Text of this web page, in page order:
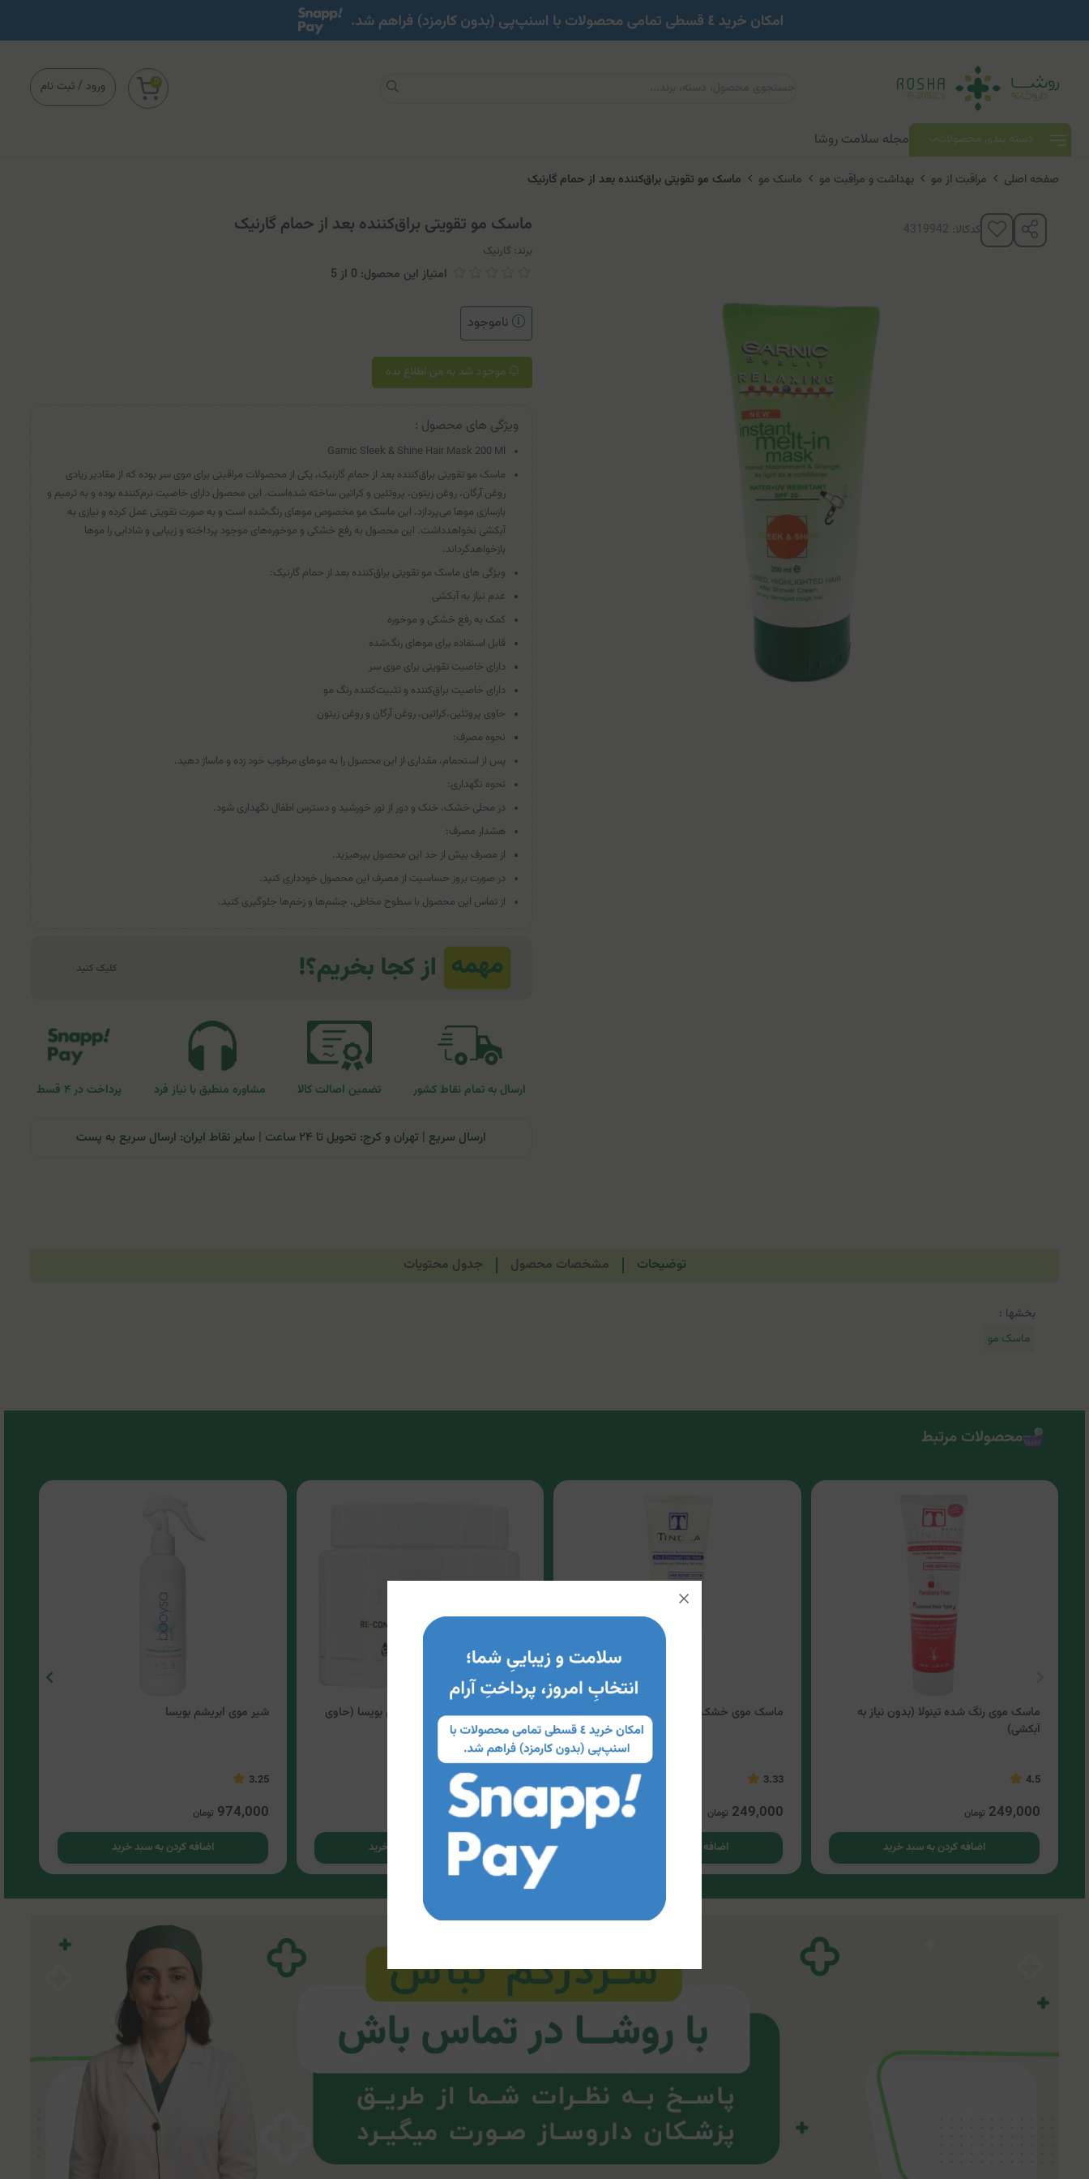
ورود / ثبت نام 0
دسته بندی محصولات مجله سلامت روشا
صفحه اصلی مراقبت از مو بهداشت و مراقبت مو ماسک مو ماسک مو تقویتی براق‌کننده بعد از حمام گارنیک
کدکالا: ماسک مو تقویتی براق‌کننده بعد از حمام گارنیک
برند: گارنیک
امتیاز این محصول: 0 از 5
ناموجود
موجود شد به من اطلاع بده
ویژگی های محصول :
Garnic Sleek & Shine Hair Mask 200 Ml
ماسک مو تقویتی براق‌کننده بعد از حمام گارنیک، یکی از محصولات مراقبتی برای موی سر بوده که از مقادیر زیادی
روغن آرگان، روغن زیتون، پروتئین و کراتین ساخته شده‌است. این محصول دارای خاصیت نرم‌کننده بوده و به ترمیم و
بازسازی موها می‌پردازد. این ماسک مو مخصوص موهای رنگ‌شده است و به صورت تقویتی عمل کرده و نیازی به
آبکشی نخواهدداشت. این محصول به رفع خشکی و موخوره‌های موجود پرداخته و زیبایی و شادابی را موها
بازخواهدگرداند.
ویژگی های ماسک مو تقویتی براق‌کننده بعد از حمام گارنیک:
عدم نیاز به آبکشی
کمک به رفع خشکی و موخوره
قابل استفاده برای موهای رنگ‌شده
دارای خاصیت تقویتی برای موی سر
دارای خاصیت براق‌کننده و تثبیت‌کننده رنگ مو
حاوی پروتئین،کراتین، روغن آرگان و روغن زیتون
نحوه مصرف:
پس از استحمام، مقداری از این محصول را به موهای مرطوب خود زده و ماساژ دهید.
نحوه نگهداری:
در محلی خشک، خنک و دور از نور خورشید و دسترس اطفال نگهداری شود.
هشدار مصرف:
از مصرف بیش از حد این محصول بپرهیزید.
در صورت بروز حساسیت از مصرف این محصول خودداری کنید.
از تماس این محصول با سطوح مخاطی، چشم‌ها و زخم‌ها جلوگیری کنید.
ارسال به تمام نقاط کشور تضمین اصالت کالا مشاوره منطبق با نیاز فرد پرداخت در ۴ قسط
ارسال سریع | تهران و کرج: تحویل تا ۲۴ ساعت | سایر نقاط ایران: ارسال سریع به پست
توضیحات مشخصات محصول جدول محتویات
بخشها :
ماسک مو
محصولات مرتبط
ماسک موی رنگ شده تینولا (بدون نیاز به
آبکشی)
4.5
249,000 تومان
اضافه کردن به سبد خرید
ماسک موی خشک و آسیب دیده تینولا
3.33
249,000 تومان
اضافه کردن به سبد خرید
ماسک موی بازسازی کننده موی بویسا (حاوی
روغن آرگان)
1,600,000 تومان
اضافه کردن به سبد خرید
شیر موی ابریشم بویسا
3.25
974,000 تومان
اضافه کردن به سبد خرید